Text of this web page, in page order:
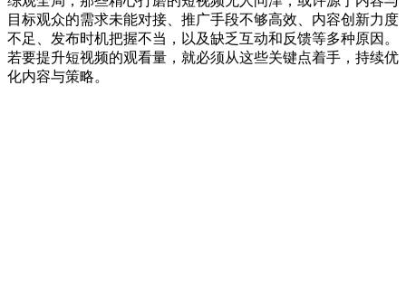
目标观众的需求未能对接、推广手段不够高效、内容创新力度
不足、发布时机把握不当，以及缺乏互动和反馈等多种原因。
若要提升短视频的观看量，就必须从这些关键点着手，持续优
化内容与策略。